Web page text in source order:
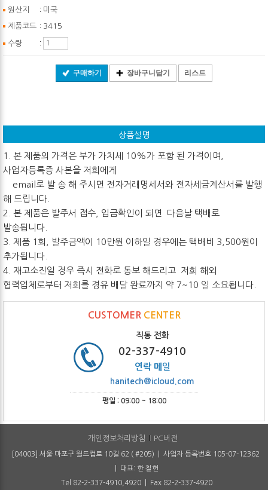
원산지 : 미국
제품코드 : 3415
수량 :
구매하기 장바구니담기 리스트
상품설명
1. 본 제품의 가격은 부가 가치세 10%가 포함 된 가격이며,
사업자등록증 사본을 저희에게
email로 발 송 해 주시면 전자거래명세서와 전자세금계산서를 발행
해 드립니다.
2. 본 제품은 발주서 접수, 입금확인이 되면 다음날 택배로
발송됩니다.
3. 제품 1회, 발주금액이 10만원 이하일 경우에는 택배비 3,500원이
추가됩니다.
4. 재고소진일 경우 즉시 전화로 통보 해드리고 저희 해외
협력업체로부터 저희를 경유 배달 완료까지 약 7~10 일 소요됩니다.
CUSTOMER CENTER
직통 전화
02-337-4910
연락 메일
hanitech@icloud.com
평일 : 09:00 ~ 18:00
개인정보처리방침 PC버전
[04003] 서울 마포구 월드컵로 10길 62 ( #205) | 사업자 등록번호 105-07-12362
| 대표: 한 철헌
Tel 82-2-337-4910,4920 | Fax 82-2-337-4920